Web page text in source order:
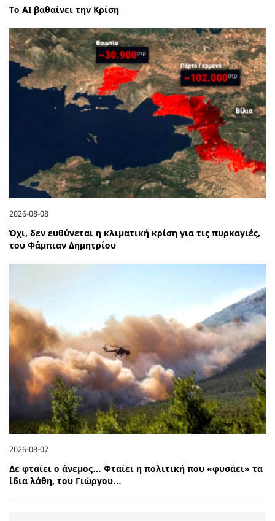
Το ΑΙ βαθαίνει την Κρίση
2026-08-08
Όχι, δεν ευθύνεται η κλιματική κρίση για τις πυρκαγιές,
του Φάμπιαν Δημητρίου
2026-08-07
Δε φταίει ο άνεμος… Φταίει η πολιτική που «φυσάει» τα
ίδια λάθη, του Γιώργου…